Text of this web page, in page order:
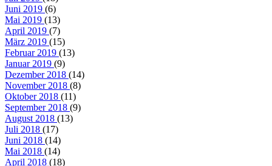
Juni 2019 (6)
Mai 2019 (13)
April 2019 (7)
März 2019 (15)
Februar 2019 (13)
Januar 2019 (9)
Dezember 2018 (14)
November 2018 (8)
Oktober 2018 (11)
September 2018 (9)
August 2018 (13)
Juli 2018 (17)
Juni 2018 (14)
Mai 2018 (14)
April 2018 (18)